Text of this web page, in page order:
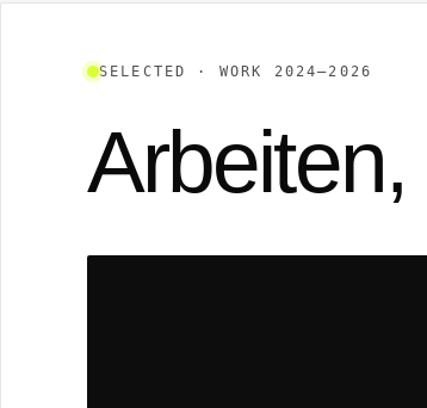
SELECTED · WORK 2024—2026
Arbeiten,